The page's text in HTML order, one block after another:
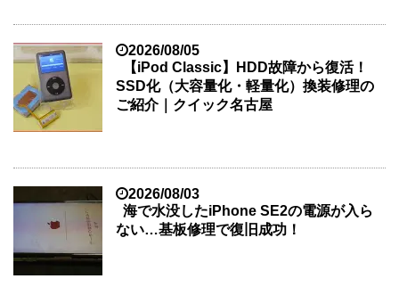
2026/08/05
【iPod Classic】HDD故障から復活！
SSD化（大容量化・軽量化）換装修理の
ご紹介｜クイック名古屋
2026/08/03
海で水没したiPhone SE2の電源が入ら
ない…基板修理で復旧成功！